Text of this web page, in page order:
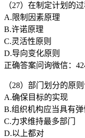
（27）在制定计划的
A.限制因素原理
B.许诺原理
C.灵活性原则
D.导向变化原则
正确答案问询微信：
（28）部门划分的原则
A.确保目标的实现
B.组织机构应当具有弹
C.力求维持最多部门
D.以上都对